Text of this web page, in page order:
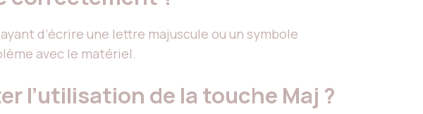
d’écrire une lettre majuscule ou un symbole
avec le matériel.
l’utilisation de la touche Maj ?